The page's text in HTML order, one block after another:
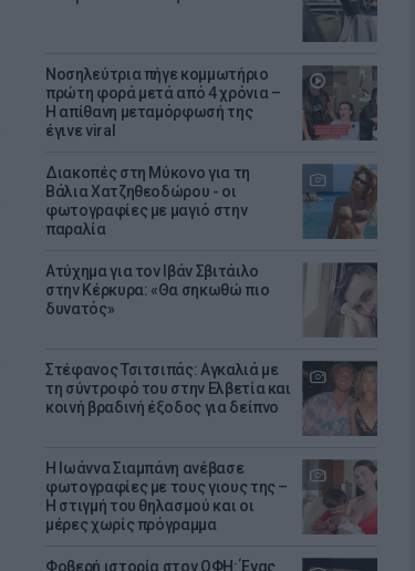
Νοσηλεύτρια πήγε κομμωτήριο
πρώτη φορά μετά από 4 χρόνια –
Η απίθανη μεταμόρφωσή της
έγινε viral
Διακοπές στη Μύκονο για τη
Βάλια Χατζηθεοδώρου - οι
φωτογραφίες με μαγιό στην
παραλία
Ατύχημα για τον Ιβάν Σβιτάιλο
στην Κέρκυρα: «Θα σηκωθώ πιο
δυνατός»
Στέφανος Τσιτσιπάς: Αγκαλιά με
τη σύντροφό του στην Ελβετία και
κοινή βραδινή έξοδος για δείπνο
H Ιωάννα Σιαμπάνη ανέβασε
φωτογραφίες με τους γιους της –
Η στιγμή του θηλασμού και οι
μέρες χωρίς πρόγραμμα
Φοβερή ιστορία στον ΟΦΗ: Ένας